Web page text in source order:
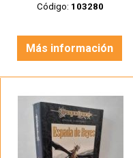
Código: 103280
Más información